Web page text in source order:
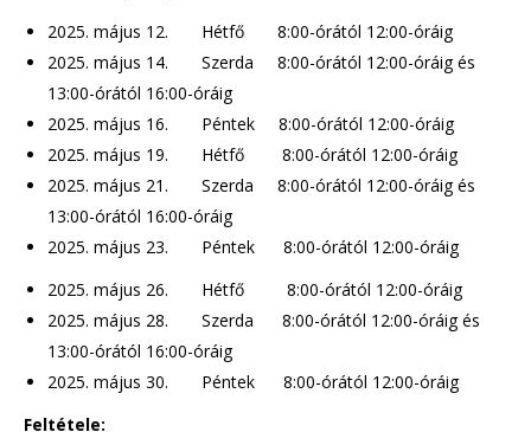
2025. május 12. Hétfő 8:00-órától 12:00-óráig
2025. május 14. Szerda 8:00-órától 12:00-óráig és
13:00-órától 16:00-óráig
2025. május 16. Péntek 8:00-órától 12:00-óráig
2025. május 19. Hétfő 8:00-órától 12:00-óráig
2025. május 21. Szerda 8:00-órától 12:00-óráig és
13:00-órától 16:00-óráig
2025. május 23. Péntek 8:00-órától 12:00-óráig
2025. május 26. Hétfő 8:00-órától 12:00-óráig
2025. május 28. Szerda 8:00-órától 12:00-óráig és
13:00-órától 16:00-óráig
2025. május 30. Péntek 8:00-órától 12:00-óráig
Feltétele: